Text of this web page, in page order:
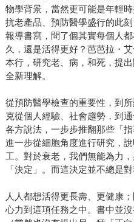
物學背景，當然更可能是年輕
抗老產品、預防醫學盛行的此
報導書寫，問了個其實每個人
久，還是活得更好？芭芭拉・
本行，研究老、病，和死，提
全新理解。
從預防醫學檢查的重要性，到
克從個人經驗、社會趨勢，到
各方說法，一步步推翻那些「
進一步從細胞角度進行研究，
工。對於衰老，我們無能為力
「決定」。而這決定並不總是對
人人都想活得更長壽、更健康
心力到這項任務之中。書中並